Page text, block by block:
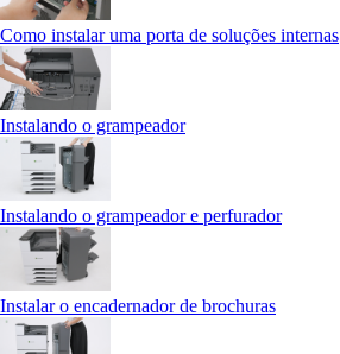
Como instalar uma porta de soluções internas
Instalando o grampeador
Instalando o grampeador e perfurador
Instalar o encadernador de brochuras